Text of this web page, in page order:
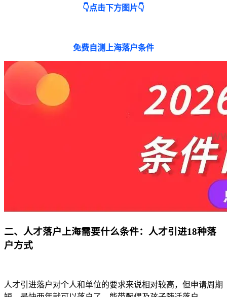
👇点击下方图片👇
免费自测上海落户条件
二、人才落户上海需要什么条件：人才引进18种落
户方式
人才引进落户对个人和单位的要求来说相对较高，但申请周期